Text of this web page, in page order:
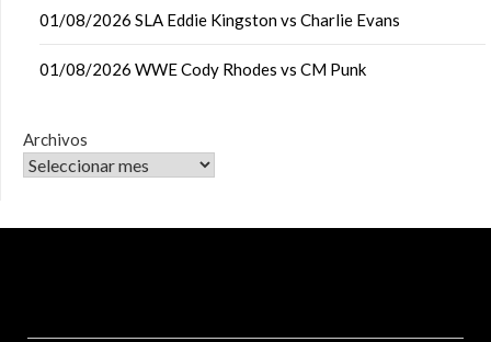
01/08/2026 SLA Eddie Kingston vs Charlie Evans
01/08/2026 WWE Cody Rhodes vs CM Punk
Archivos